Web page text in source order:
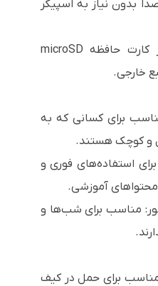
بدون نیاز به اسپیکر
پخش ویدئو مستقیم: از کارت حافظه microSD
خارجی.
برای کسانی که به
و کوچک هستند.
استفاده‌های فوری و
آموزشی.
مناسب برای شب‌ها و
برای حمل در کیف